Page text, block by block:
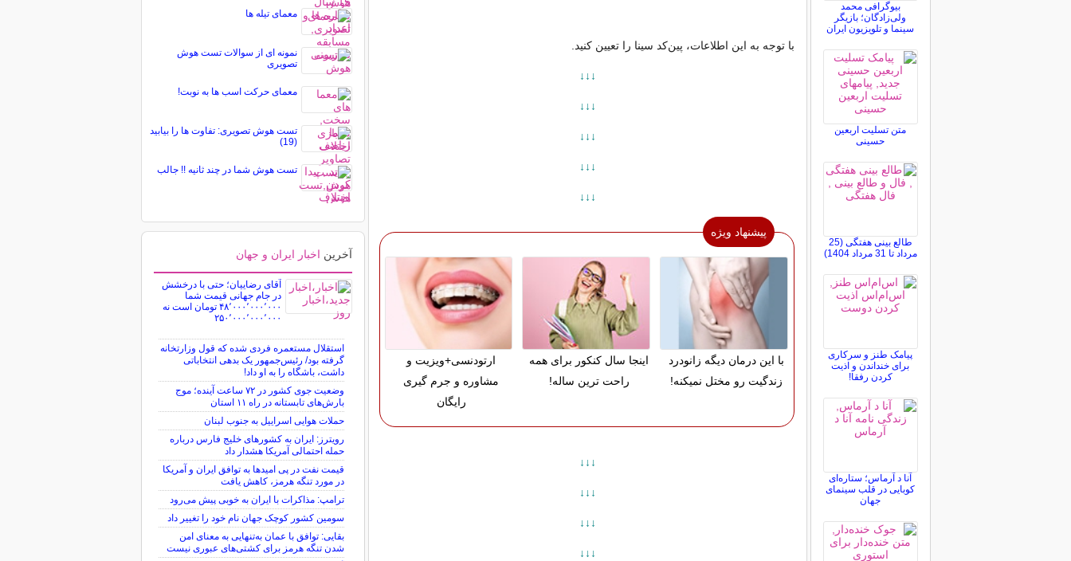
با توجه به این اطلاعات، پین‌کد سینا را تعیین کنید.
↓↓↓
↓↓↓
↓↓↓
↓↓↓
↓↓↓
پیشنهاد ویژه
با این درمان دیگه زانودرد
زندگیت رو مختل نمیکنه!
اینجا سال کنکور برای همه
راحت ترین ساله!
ارتودنسی+ویزیت و
مشاوره و جرم گیری
رایگان
↓↓↓
↓↓↓
↓↓↓
↓↓↓
بیوگرافی محمد
ولی‌زادگان؛ بازیگر
سینما و تلویزیون ایران
متن تسلیت اربعین
حسینی
طالع بینی هفتگی (25
مرداد تا 31 مرداد 1404)
پیامک طنز و سرکاری
برای خنداندن و اذیت
کردن رفقا!
آنا د آرماس؛ ستاره‌ای
کوبایی در قلب سینمای
جهان
معمای تیله ها
نمونه ای از سوالات تست هوش
تصویری
معمای حرکت اسب ها به نوبت!
تست هوش تصویری: تفاوت ها را بیابید
(19)
تست هوش شما در چند ثانیه !! جالب
آخرین اخبار ایران و جهان
آقای رضاییان؛ حتی با درخشش
در جام جهانی قیمت شما
۴۸٬۰۰۰٬۰۰۰٬۰۰۰ تومان است نه
۲۵۰٬۰۰۰٬۰۰۰٬۰۰۰
استقلال مستعمره فردی شده که قول وزارتخانه
گرفته بود/ رئیس‌جمهور یک بدهی انتخاباتی
داشت، باشگاه را به او داد!
وضعیت جوی کشور در ۷۲ ساعت آینده؛ موج
بارش‌های تابستانه در راه ۱۱ استان
حملات هوایی اسراییل به جنوب لبنان
رویترز: ایران به کشورهای خلیج فارس درباره
حمله احتمالی آمریکا هشدار داد
قیمت نفت در پی امیدها به توافق ایران و آمریکا
در مورد تنگه هرمز، کاهش یافت
ترامپ: مذاکرات با ایران به خوبی پیش می‌رود
سومین کشور کوچک جهان نام خود را تغییر داد
بقایی: توافق با عمان به‌تنهایی به معنای امن
شدن تنگه هرمز برای کشتی‌های عبوری نیست